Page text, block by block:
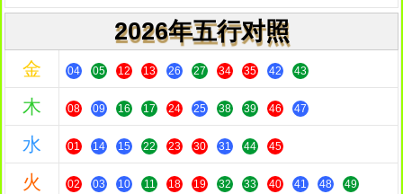
2026年五行对照
金 04 05 12 13 26 27 34 35 42 43
木 08 09 16 17 24 25 38 39 46 47
水 01 14 15 22 23 30 31 44 45
火 02 03 10 11 18 19 32 33 40 41 48 49